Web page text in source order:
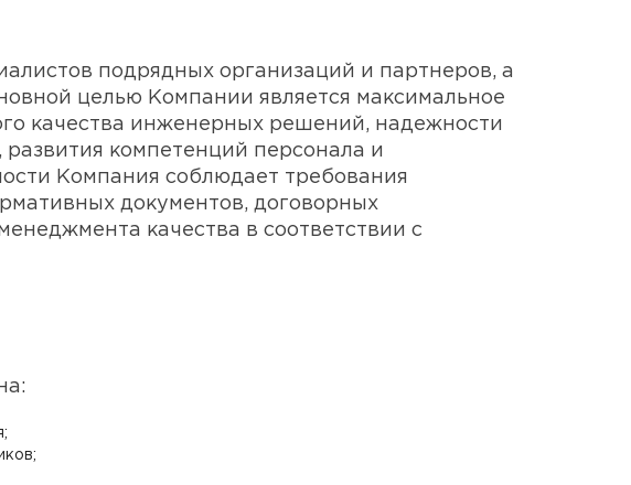
подрядных организаций и партнеров, а
целью Компании является максимальное
качества инженерных решений, надежности
компетенций персонала и
Компания соблюдает требования
документов, договорных
качества в соответствии с